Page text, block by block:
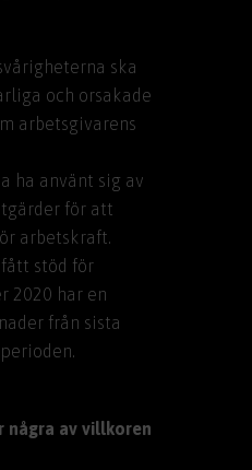
ska
och orsakade
arbetsgivarens
ha använt sig av
för att
arbetskraft.
fått stöd för
2020 har en
från sista
av villkoren